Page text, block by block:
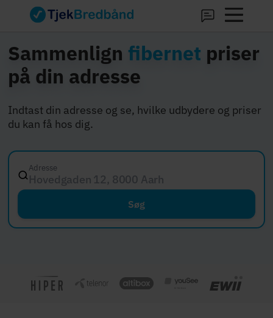
Sammenlign fibernet priser
på din adresse
Indtast din adresse og se, hvilke udbydere og priser
du kan få hos dig.
Adresse
Hovedgaden 12, 8000 Aarhus C
Søg